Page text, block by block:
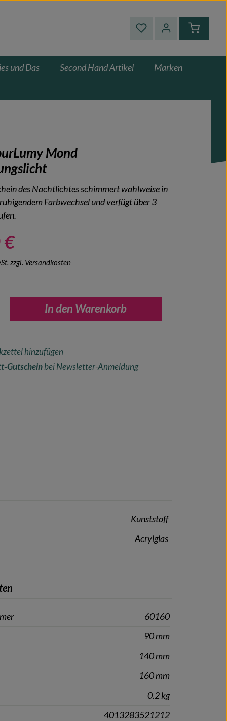
Du hast 0 Produkte auf
und Das Second Hand Artikel Marken
Mond
des Nachtlichtes schimmert wahlweise in
Farbwechsel und verfügt über 3
€
zzgl. Versandkosten
Gib den gewünschten Wert ein oder
In den Warenkorb
hinzufügen
Gutscheinbei Newsletter-Anmeldung
Kunststoff
Acrylglas
60160
90 mm
140 mm
160 mm
0.2 kg
4013283521212